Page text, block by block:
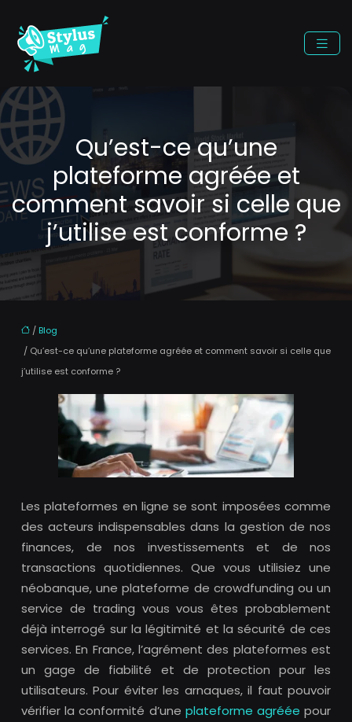
Qu’est-ce qu’une
plateforme agréée et
comment savoir si celle que
j’utilise est conforme ?
/ Blog
/ Qu’est-ce qu’une plateforme agréée et comment savoir si celle que
j’utilise est conforme ?
Les plateformes en ligne se sont imposées comme
des acteurs indispensables dans la gestion de nos
finances, de nos investissements et de nos
transactions quotidiennes. Que vous utilisiez une
néobanque, une plateforme de crowdfunding ou un
service de trading vous vous êtes probablement
déjà interrogé sur la légitimité et la sécurité de ces
services. En France, l’agrément des plateformes est
un gage de fiabilité et de protection pour les
utilisateurs. Pour éviter les arnaques, il faut pouvoir
vérifier la conformité d’une plateforme agréée pour